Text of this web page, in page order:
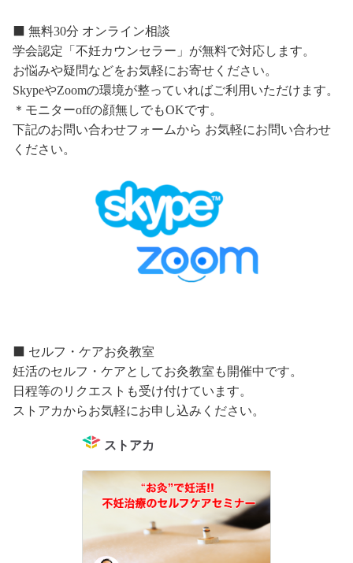
⬛️ 無料30分 オンライン相談
学会認定「不妊カウンセラー」が無料で対応します。
お悩みや疑問などをお気軽にお寄せください。
SkypeやZoomの環境が整っていればご利用いただけます。
＊モニターoffの顔無しでもOKです。
下記のお問い合わせフォームから お気軽にお問い合わせ
ください。
⬛️ セルフ・ケアお灸教室
妊活のセルフ・ケアとしてお灸教室も開催中です。
日程等のリクエストも受け付けています。
ストアカからお気軽にお申し込みください。
ストアカ